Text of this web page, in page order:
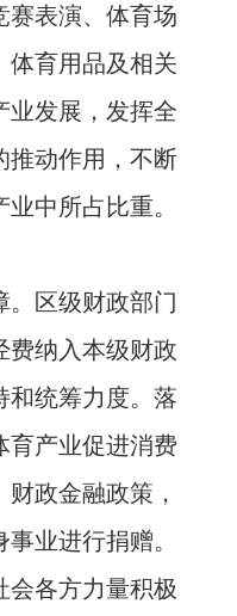
赛表演、体育场
体育用品及相关
业发展，发挥全
推动作用，不断
中所占比重。
。区级财政部门
费纳入本级财政
和统筹力度。落
育产业促进消费
政金融政策，
业进行捐赠。
会各方力量积极